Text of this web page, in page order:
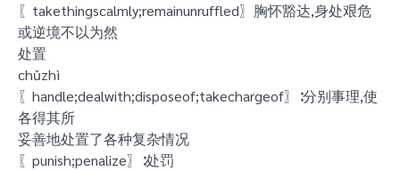
〖takethingscalmly;remainunruffled〗胸怀豁达,身处艰危
或逆境不以为然
处置
chǔzhì
〖handle;dealwith;disposeof;takechargeof〗∶分别事理,使
各得其所
妥善地处置了各种复杂情况
〖punish;penalize〗∶处罚